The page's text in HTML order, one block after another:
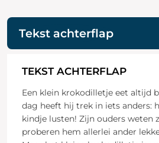
Tekst achterflap
TEKST ACHTERFLAP
Een klein krokodilletje eet altijd
dag heeft hij trek in iets anders:
kindje lusten! Zijn ouders weten
proberen hem allerlei ander